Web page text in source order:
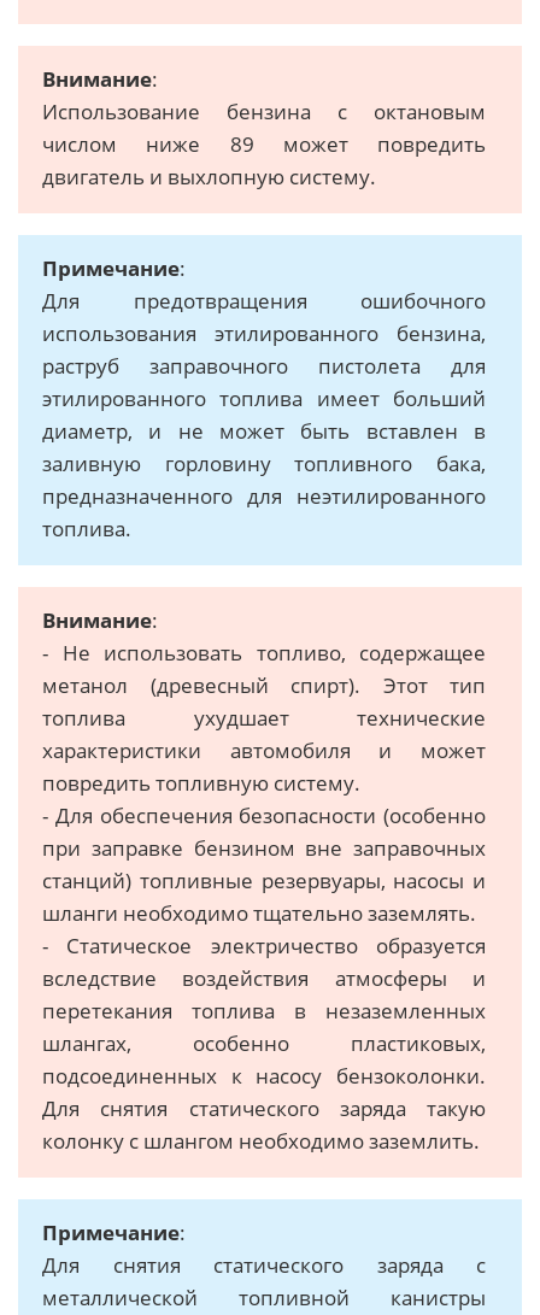
Внимание:
Использование бензина с октановым
числом ниже 89 может повредить
двигатель и выхлопную систему.
Примечание:
Для предотвращения ошибочного
использования этилированного бензина,
раструб заправочного пистолета для
этилированного топлива имеет больший
диаметр, и не может быть вставлен в
заливную горловину топливного бака,
предназначенного для неэтилированного
топлива.
Внимание:
- Не использовать топливо, содержащее
метанол (древесный спирт). Этот тип
топлива ухудшает технические
характеристики автомобиля и может
повредить топливную систему.
- Для обеспечения безопасности (особенно
при заправке бензином вне заправочных
станций) топливные резервуары, насосы и
шланги необходимо тщательно заземлять.
- Статическое электричество образуется
вследствие воздействия атмосферы и
перетекания топлива в незаземленных
шлангах, особенно пластиковых,
подсоединенных к насосу бензоколонки.
Для снятия статического заряда такую
колонку с шлангом необходимо заземлить.
Примечание:
Для снятия статического заряда с
металлической топливной канистры